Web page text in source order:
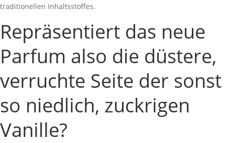
traditionellen Inhaltsstoffes.
Repräsentiert das neue
Parfum also die düstere,
verruchte Seite der sonst
so niedlich, zuckrigen
Vanille?